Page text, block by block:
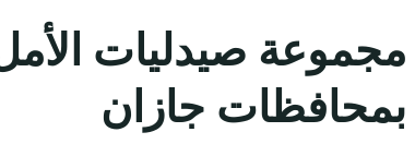
مجموعة صيدليات
بمحافظات جازان